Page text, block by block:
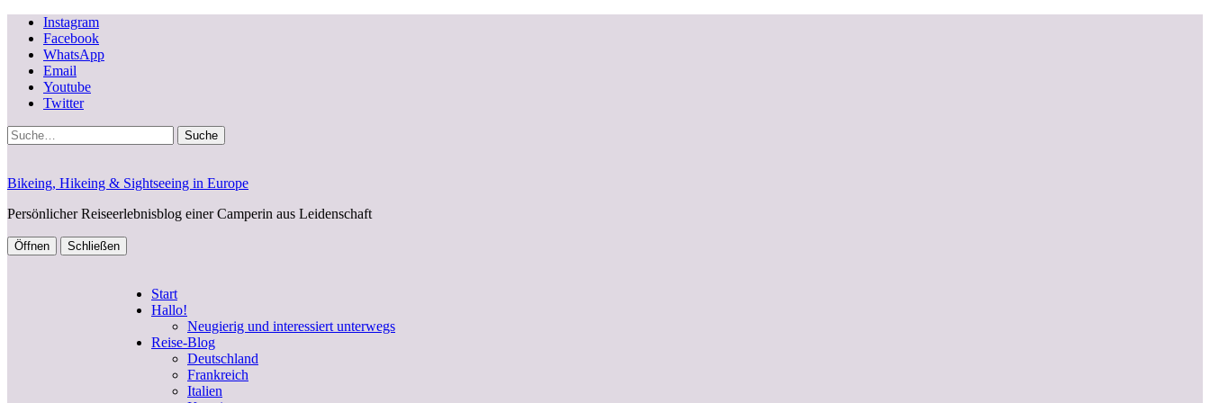
Instagram
Facebook
WhatsApp
Email
Youtube
Twitter
Suche
Bikeing, Hikeing & Sightseeing in Europe
Persönlicher Reiseerlebnisblog einer Camperin aus Leidenschaft
Öffnen Schließen
Start
Hallo!
Neugierig und interessiert unterwegs
Reise-Blog
Deutschland
Frankreich
Italien